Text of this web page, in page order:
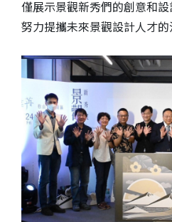
僅展示景觀新秀們的創意和
努力提攜未來景觀設計人才的